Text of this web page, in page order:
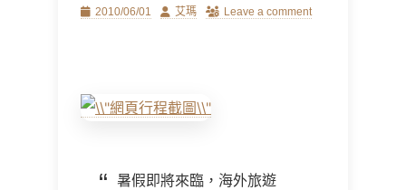
Posted2010/06/01 Author
艾瑪 Leave a comment
暑假即將來臨，海外旅遊